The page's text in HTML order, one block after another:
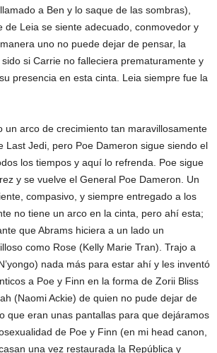
a Ben y lo saque de las sombras),
de Leia se siente adecuado, conmovedor y
uno no puede dejar de pensar, la
si Carrie no falleciera prematuramente y
presencia en esta cinta. Leia siempre fue la
un arco de crecimiento tan maravillosamente
Last Jedi, pero Poe Dameron sigue siendo el
los tiempos y aquí lo refrenda. Poe sigue
y se vuelve el General Poe Dameron. Un
compasivo, y siempre entregado a los
no tiene un arco en la cinta, pero ahí esta;
que Abrams hiciera a un lado un
como Rose (Kelly Marie Tran). Trajo a
nada más para estar ahí y les inventó
a Poe y Finn en la forma de Zorii Bliss
(Naomi Ackie) de quien no pude dejar de
que eran unas pantallas para que dejáramos
de Poe y Finn (en mi head canon,
una vez restaurada la República y